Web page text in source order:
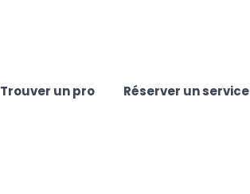
Trouver un pro Réserver un service